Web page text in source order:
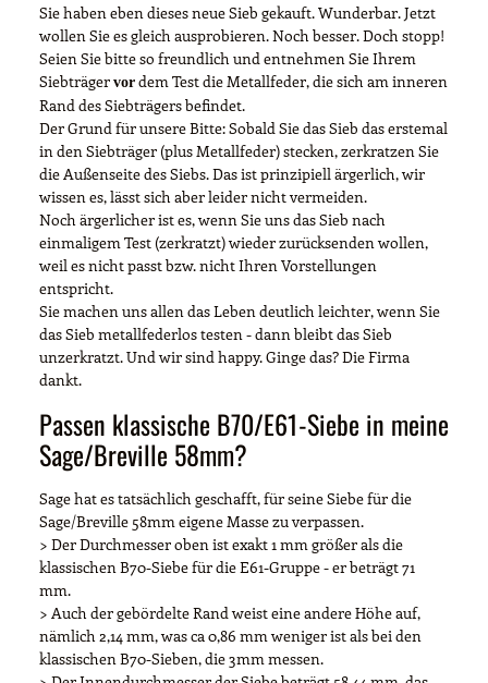
Sie haben eben dieses neue Sieb gekauft. Wunderbar. Jetzt
wollen Sie es gleich ausprobieren. Noch besser. Doch stopp!
Seien Sie bitte so freundlich und entnehmen Sie Ihrem
Siebträger vor dem Test die Metallfeder, die sich am inneren
Rand des Siebträgers befindet.
Der Grund für unsere Bitte: Sobald Sie das Sieb das erstemal
in den Siebträger (plus Metallfeder) stecken, zerkratzen Sie
die Außenseite des Siebs. Das ist prinzipiell ärgerlich, wir
wissen es, lässt sich aber leider nicht vermeiden.
Noch ärgerlicher ist es, wenn Sie uns das Sieb nach
einmaligem Test (zerkratzt) wieder zurücksenden wollen,
weil es nicht passt bzw. nicht Ihren Vorstellungen
entspricht.
Sie machen uns allen das Leben deutlich leichter, wenn Sie
das Sieb metallfederlos testen - dann bleibt das Sieb
unzerkratzt. Und wir sind happy. Ginge das? Die Firma
dankt.
Passen klassische B70/E61-Siebe in meine
Sage/Breville 58mm?
Sage hat es tatsächlich geschafft, für seine Siebe für die
Sage/Breville 58mm eigene Masse zu verpassen.
> Der Durchmesser oben ist exakt 1 mm größer als die
klassischen B70-Siebe für die E61-Gruppe - er beträgt 71
mm.
> Auch der gebördelte Rand weist eine andere Höhe auf,
nämlich 2,14 mm, was ca 0,86 mm weniger ist als bei den
klassischen B70-Sieben, die 3mm messen.